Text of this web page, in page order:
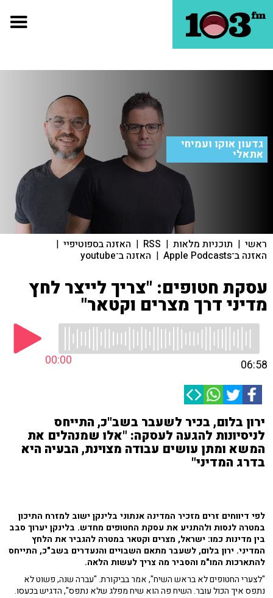
גדעון אוקו ועמיחי
אתאלי
ראשי | תוכניות מלאות |
RSS
| האזנה בספוטיפיי |
האזנה ב־Apple Podcasts | האזנה ב־youtube
עסקת חטופים: "צריך לייצר לחץ
מדיני דרך מצרים וקטאר"
00:00 06:58
ירון בלום, בכיר לשעבר בשב"כ, התייחס
לניסיונות להגעה לעסקה: "אלו שמנהלים את
המשא ומתן עושים עבודה מצוינת, הבעיה היא
בדרג המדיני"
לפי דיווחים זרים מזכיר המדינה אנתוני בלינקן ישוב למזרח התיכון
במטרה לנסות ולהתניע את עסקת החטופים מחדש. בלינקן יערוך סבב
בין מדינות כמו: ישראל, מצרים וקטאר במטרה להגביר את הלחץ
המדיני. ירון בלום, לשעבר מתאם השבויים והנעדרים בשב"כ, התייחס
להתארכות המו"מ והסביר מה צריך לעשות הלאה.
"לצערי החטופים לא בראש השיח", אמר בביקורת. "עברה שנה, פשוט לא
נתפס איך הכול עובר. השיח פה הוא שיח מפלג שלא נתפס", הדגיש בכעסו.